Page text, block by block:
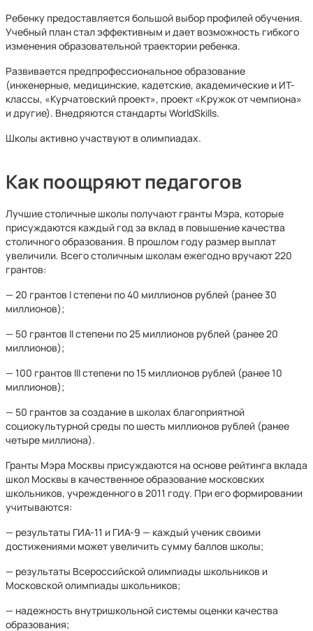
Ребенку предоставляется большой выбор профилей обучения.
Учебный план стал эффективным и дает возможность гибкого
изменения образовательной траектории ребенка.
Развивается предпрофессиональное образование
(инженерные, медицинские, кадетские, академические и ИТ-
классы, «Курчатовский проект», проект «Кружок от чемпиона»
и другие). Внедряются стандарты WorldSkills.
Школы активно участвуют в олимпиадах.
Как поощряют педагогов
Лучшие столичные школы получают гранты Мэра, которые
присуждаются каждый год за вклад в повышение качества
столичного образования. В прошлом году размер выплат
увеличили. Всего столичным школам ежегодно вручают 220
грантов:
— 20 грантов I степени по 40 миллионов рублей (ранее 30
миллионов);
— 50 грантов II степени по 25 миллионов рублей (ранее 20
миллионов);
— 100 грантов III степени по 15 миллионов рублей (ранее 10
миллионов);
— 50 грантов за создание в школах благоприятной
социокультурной среды по шесть миллионов рублей (ранее
четыре миллиона).
Гранты Мэра Москвы присуждаются на основе рейтинга вклада
школ Москвы в качественное образование московских
школьников, учрежденного в 2011 году. При его формировании
учитываются:
— результаты ГИА-11 и ГИА-9 — каждый ученик своими
достижениями может увеличить сумму баллов школы;
— результаты Всероссийской олимпиады школьников и
Московской олимпиады школьников;
— надежность внутришкольной системы оценки качества
образования;